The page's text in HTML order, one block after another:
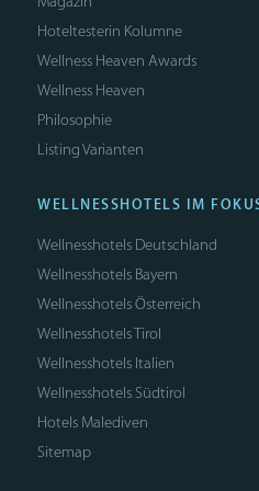
Hoteltesterin Kolumne
Wellness Heaven Awards
Wellness Heaven
Philosophie
Listing Varianten
WELLNESSHOTELS IM
Wellnesshotels Deutschland
Wellnesshotels Bayern
Wellnesshotels Österreich
Wellnesshotels Tirol
Wellnesshotels Italien
Wellnesshotels Südtirol
Hotels Malediven
Sitemap